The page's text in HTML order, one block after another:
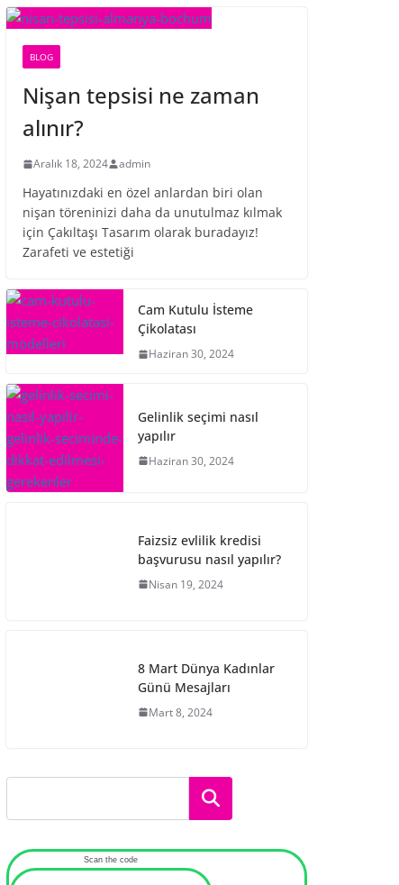
BLOG
Nişan tepsisi ne zaman
alınır?
Aralık 18, 2024 admin
Hayatınızdaki en özel anlardan biri olan
nişan töreninizi daha da unutulmaz kılmak
için Çakıltaşı Tasarım olarak buradayız!
Zarafeti ve estetiği
Cam Kutulu İsteme
Çikolatası
Haziran 30, 2024
Gelinlik seçimi nasıl
yapılır
Haziran 30, 2024
Faizsiz evlilik kredisi
başvurusu nasıl yapılır?
Nisan 19, 2024
8 Mart Dünya Kadınlar
Günü Mesajları
Mart 8, 2024
Ara
Scan the code